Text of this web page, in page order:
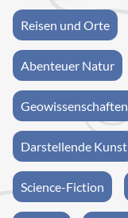
Reisen und Orte
Abenteuer Natur
Geowissenschaften
Darstellende Kunst
Science-Fiction